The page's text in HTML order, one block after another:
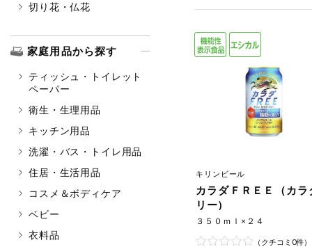
切り花・仏花
家庭用品から探す
ティッシュ・トイレット
ペーパー
衛生・生理用品
キッチン用品
洗濯・バス・トイレ用品
住居・生活用品
コスメ＆ボディケア
ベビー
衣料品
キリンビール
カラダＦＲＥＥ（カラ
リー）
３５０ｍｌ×２４
（クチコミ0件）